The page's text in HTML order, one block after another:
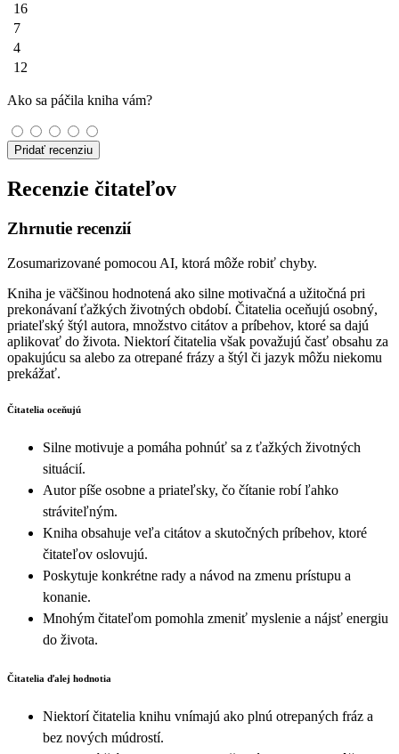
16
7
4
12
Ako sa páčila kniha vám?
Pridať recenziu
Recenzie čitateľov
Zhrnutie recenzií
Zosumarizované pomocou AI, ktorá môže robiť chyby.
Kniha je väčšinou hodnotená ako silne motivačná a užitočná pri
prekonávaní ťažkých životných období. Čitatelia oceňujú osobný,
priateľský štýl autora, množstvo citátov a príbehov, ktoré sa dajú
aplikovať do života. Niektorí čitatelia však považujú časť obsahu za
opakujúcu sa alebo za otrepané frázy a štýl či jazyk môžu niekomu
prekážať.
Čitatelia oceňujú
Silne motivuje a pomáha pohnúť sa z ťažkých životných
situácií.
Autor píše osobne a priateľsky, čo čítanie robí ľahko
stráviteľným.
Kniha obsahuje veľa citátov a skutočných príbehov, ktoré
čitateľov oslovujú.
Poskytuje konkrétne rady a návod na zmenu prístupu a
konanie.
Mnohým čitateľom pomohla zmeniť myslenie a nájsť energiu
do života.
Čitatelia ďalej hodnotia
Niektorí čitatelia knihu vnímajú ako plnú otrepaných fráz a
bez nových múdrostí.